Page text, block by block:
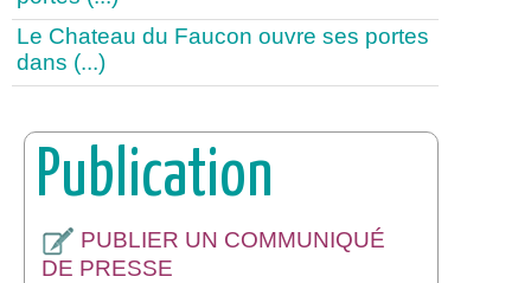
Le Chateau du Faucon ouvre ses portes
dans (...)
Publication
PUBLIER UN COMMUNIQUÉ
DE PRESSE